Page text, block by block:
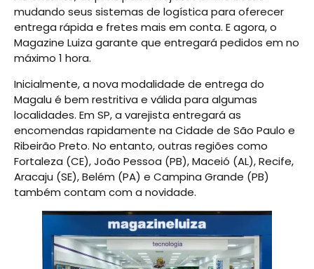
mudando seus sistemas de logística para oferecer
entrega rápida e fretes mais em conta. E agora, o
Magazine Luiza garante que entregará pedidos em no
máximo 1 hora.
Inicialmente, a nova modalidade de entrega do
Magalu é bem restritiva e válida para algumas
localidades. Em SP, a varejista entregará as
encomendas rapidamente na Cidade de São Paulo e
Ribeirão Preto. No entanto, outras regiões como
Fortaleza (CE), João Pessoa (PB), Maceió (AL), Recife,
Aracaju (SE), Belém (PA) e Campina Grande (PB)
também contam com a novidade.